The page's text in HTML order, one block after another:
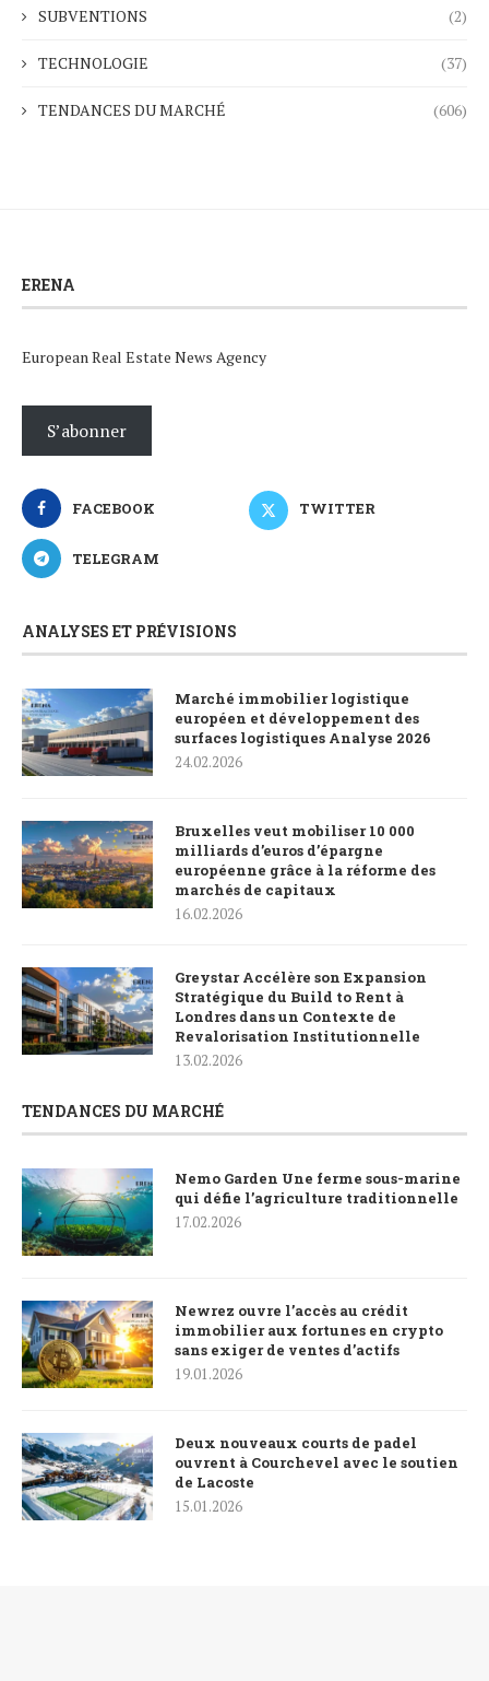
SUBVENTIONS (2)
TECHNOLOGIE (37)
TENDANCES DU MARCHÉ (606)
ERENA
European Real Estate News Agency
S’abonner
FACEBOOK TWITTER
TELEGRAM
ANALYSES ET PRÉVISIONS
Marché immobilier logistique
européen et développement des
surfaces logistiques Analyse 2026
24.02.2026
Bruxelles veut mobiliser 10 000
milliards d’euros d’épargne
européenne grâce à la réforme des
marchés de capitaux
16.02.2026
Greystar Accélère son Expansion
Stratégique du Build to Rent à
Londres dans un Contexte de
Revalorisation Institutionnelle
13.02.2026
TENDANCES DU MARCHÉ
Nemo Garden Une ferme sous-marine
qui défie l’agriculture traditionnelle
17.02.2026
Newrez ouvre l’accès au crédit
immobilier aux fortunes en crypto
sans exiger de ventes d’actifs
19.01.2026
Deux nouveaux courts de padel
ouvrent à Courchevel avec le soutien
de Lacoste
15.01.2026